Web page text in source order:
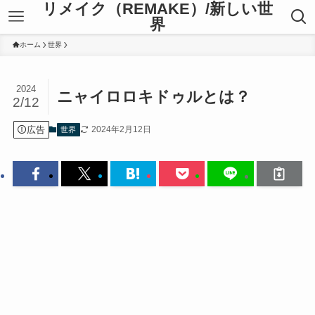
リメイク（REMAKE）/新しい世
界
ホーム 世界
ニャイロロキドゥルとは？
2024
2/12
広告 世界 2024年2月12日